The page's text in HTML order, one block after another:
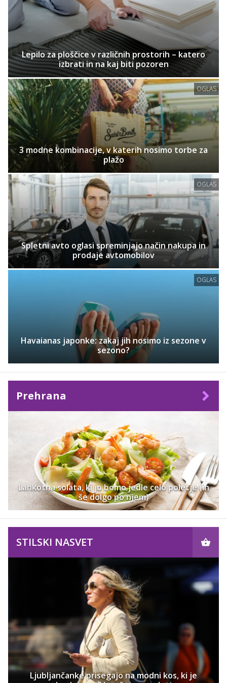
Lepilo za ploščice v različnih prostorih – katero
izbrati in na kaj biti pozoren
OGLAS
3 modne kombinacije, v katerih nosimo torbe za
plažo
OGLAS
Spletni avto oglasi spreminjajo način nakupa in
prodaje avtomobilov
OGLAS
Havaianas japonke: zakaj jih nosimo iz sezone v
sezono?
Prehrana
Lahkotna solata, ki jo bomo jedle celo poletje (in
še dolgo po njem)
STILSKI NASVET
Ljubljančanke prisegajo na modni kos, ki je